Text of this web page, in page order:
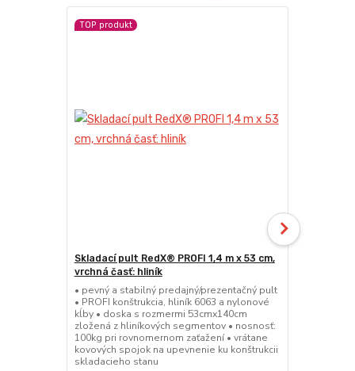
TOP produkt
Skladací pult RedX® PROFI 1,4 m x 53 cm,
vrchná časť: hliník
• pevný a stabilný predajný/prezentačný pult
• PROFI konštrukcia, hliník 6063 a nylonové
kĺby • doska s rozmermi 53cmx140cm
zložená z hliníkových segmentov • nosnosť:
100kg pri rovnomernom zaťažení • vrátane
kovových spojok na upevnenie ku konštrukcii
skladacieho stanu